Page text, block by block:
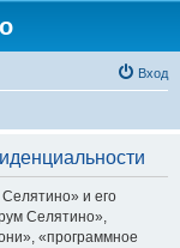
Вход
и его
Селятино»,
«программное